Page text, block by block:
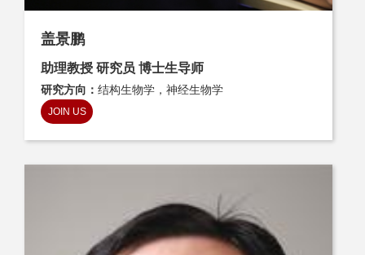
盖景鹏
助理教授 研究员 博士生导师
研究方向： 结构生物学，神经生物学
JOIN US